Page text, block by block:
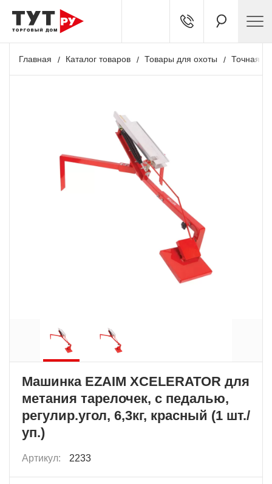
Главная Каталог товаров Товары для охоты Точная
Машинка EZAIM XCELERATOR для
метания тарелочек, с педалью,
регулир.угол, 6,3кг, красный (1 шт./
уп.)
Артикул: 2233